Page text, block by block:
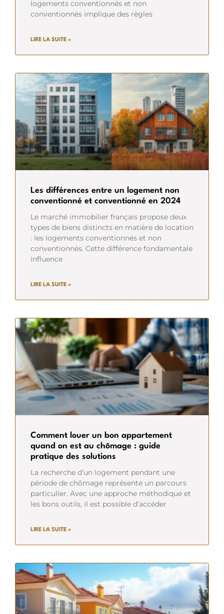
logements conventionnés et non
conventionnés implique des règles
LIRE LA SUITE »
Les différences entre un logement non
conventionné et conventionné en 2024
Le marché immobilier français propose deux
types de biens distincts en matière de location
: les logements conventionnés et non
conventionnés. Cette différence fondamentale
influence
LIRE LA SUITE »
Comment louer un bon appartement
quand on est au chômage : guide
pratique des solutions
La recherche d’un logement pendant une
période de chômage représente un parcours
particulier. Avec une approche méthodique et
les bons outils, il est possible d’accéder
LIRE LA SUITE »